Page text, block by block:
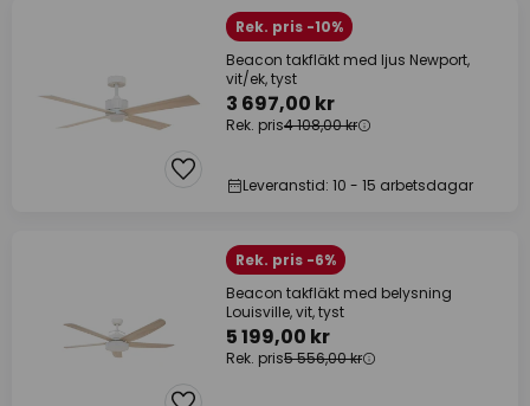
Rek. pris -10%
Beacon takfläkt med ljus Newport,
vit/ek, tyst
3 697,00 kr
Rek. pris4 108,00 kr
Leveranstid: 10 - 15 arbetsdagar
Rek. pris -6%
Beacon takfläkt med belysning
Louisville, vit, tyst
5 199,00 kr
Rek. pris5 556,00 kr